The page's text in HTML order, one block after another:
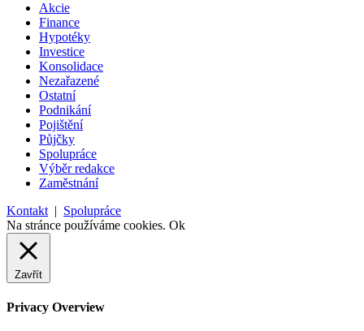
Akcie
Finance
Hypotéky
Investice
Konsolidace
Nezařazené
Ostatní
Podnikání
Pojištění
Půjčky
Spolupráce
Výběr redakce
Zaměstnání
Kontakt | Spolupráce
Na stránce používáme cookies. Ok
Zavřít
Privacy Overview